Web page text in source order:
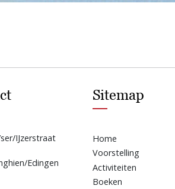
IJzerstraat
Edingen
Sitemap
Home
Voorstelling
Activiteiten
Boeken